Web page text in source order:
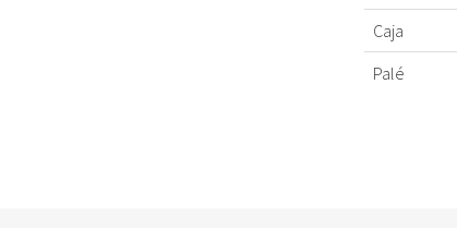
Caja
Palé